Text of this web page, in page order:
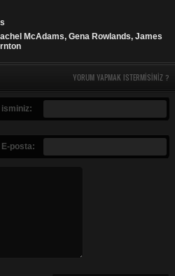
McAdams, Gena Rowlands, James
YORUM YAPMAK ISTERMISINIZ ?
isminiz:
E-posta: